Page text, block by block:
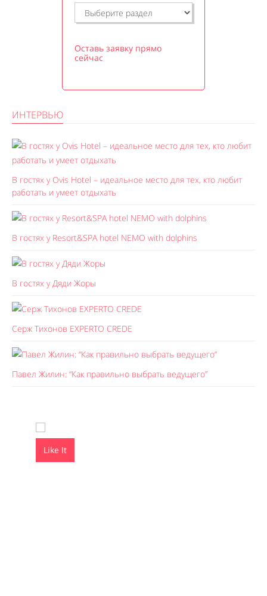
Оставь заявку прямо
сейчас
ИНТЕРВЬЮ
В гостях у Ovis Hotel – идеальное место для тех, кто любит
работать и умеет отдыхать
В гостях у Resort&SPA hotel NEMO with dolphins
В гостях у Дяди Жоры
Серж Тихонов EXPERTO CREDE
Павел Жилин: “Как правильно выбрать ведущего”
Like It